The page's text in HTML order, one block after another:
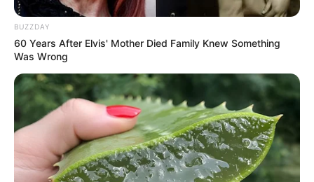
Serem! 9 Chat Ojek Online &
Pelanggan Ini Bikin Auto
Merinding
BUZZDAY
60 Years After Elvis' Mother Died Family Knew Something
Was Wrong